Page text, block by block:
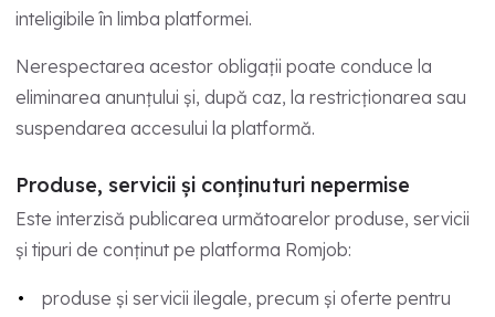
inteligibile în limba platformei.
Nerespectarea acestor obligații poate conduce la
eliminarea anunțului și, după caz, la restricționarea sau
suspendarea accesului la platformă.
Produse, servicii și conținuturi nepermise
Este interzisă publicarea următoarelor produse, servicii
și tipuri de conținut pe platforma Romjob:
produse și servicii ilegale, precum și oferte pentru